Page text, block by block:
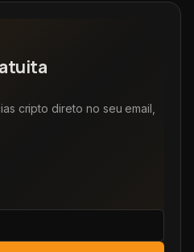
cripto direto no seu email,